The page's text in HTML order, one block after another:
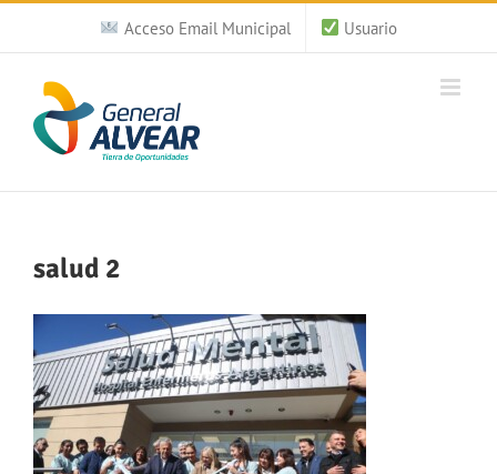
Saltar
contenido
Acceso Email Municipal Usuario
salud 2